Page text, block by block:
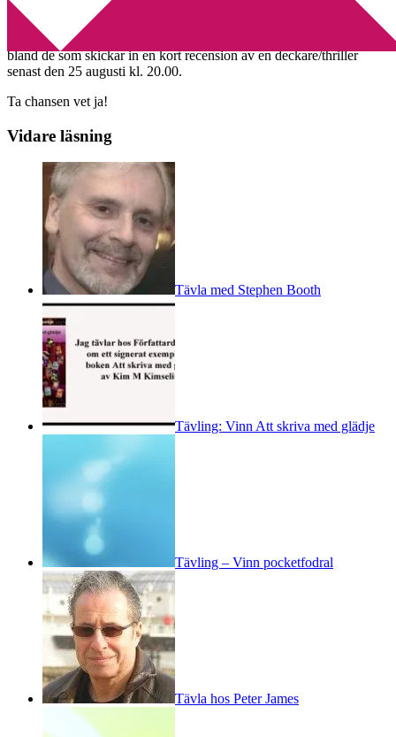
2011-08-24 Annika
Deckarhusetfirar tre år genom att lotta ut en iPad 2 Wi-Fi 16 GB
bland de som skickar in en kort recension av en deckare/thriller
senast den 25 augusti kl. 20.00.
Ta chansen vet ja!
Vidare läsning
Tävla med Stephen Booth
Tävling: Vinn Att skriva med glädje
Tävling – Vinn pocketfodral
Tävla hos Peter James